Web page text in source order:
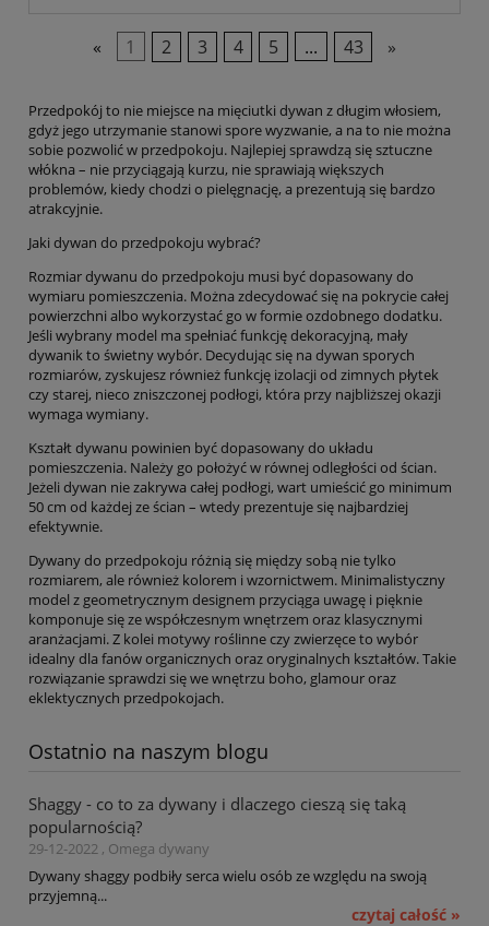
« 1 2 3 4 5 ... 43 »
Przedpokój to nie miejsce na mięciutki dywan z długim włosiem,
gdyż jego utrzymanie stanowi spore wyzwanie, a na to nie można
sobie pozwolić w przedpokoju. Najlepiej sprawdzą się sztuczne
włókna – nie przyciągają kurzu, nie sprawiają większych
problemów, kiedy chodzi o pielęgnację, a prezentują się bardzo
atrakcyjnie.
Jaki dywan do przedpokoju wybrać?
Rozmiar dywanu do przedpokoju musi być dopasowany do
wymiaru pomieszczenia. Można zdecydować się na pokrycie całej
powierzchni albo wykorzystać go w formie ozdobnego dodatku.
Jeśli wybrany model ma spełniać funkcję dekoracyjną, mały
dywanik to świetny wybór. Decydując się na dywan sporych
rozmiarów, zyskujesz również funkcję izolacji od zimnych płytek
czy starej, nieco zniszczonej podłogi, która przy najbliższej okazji
wymaga wymiany.
Kształt dywanu powinien być dopasowany do układu
pomieszczenia. Należy go położyć w równej odległości od ścian.
Jeżeli dywan nie zakrywa całej podłogi, wart umieścić go minimum
50 cm od każdej ze ścian – wtedy prezentuje się najbardziej
efektywnie.
Dywany do przedpokoju różnią się między sobą nie tylko
rozmiarem, ale również kolorem i wzornictwem. Minimalistyczny
model z geometrycznym designem przyciąga uwagę i pięknie
komponuje się ze współczesnym wnętrzem oraz klasycznymi
aranżacjami. Z kolei motywy roślinne czy zwierzęce to wybór
idealny dla fanów organicznych oraz oryginalnych kształtów. Takie
rozwiązanie sprawdzi się we wnętrzu boho, glamour oraz
eklektycznych przedpokojach.
Ostatnio na naszym blogu
Shaggy - co to za dywany i dlaczego cieszą się taką
popularnością?
29-12-2022 , Omega dywany
Dywany shaggy podbiły serca wielu osób ze względu na swoją
przyjemną...
czytaj całość »